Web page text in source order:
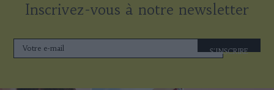
Inscrivez-vous à notre newsletter
S'INSCRIRE